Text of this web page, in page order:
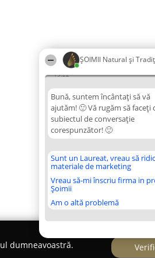
ȘOIMII Natural și
19:22
Bună, suntem încântați să vă
ajutăm! 🙂 Vă rugăm să faceți
subiectul de conversație
corespunzător! 🙂
Sunt un Laureat, vreau să ridic
materiale de marketing
Vreau să-mi înscriu firma in
Șoimii
Am o altă problemă
dumneavoastră.